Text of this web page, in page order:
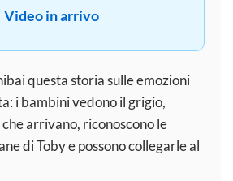
Video in arrivo
questa storia sulle emozioni
i bambini vedono il grigio,
arrivano, riconoscono le
di Toby e possono collegarle al